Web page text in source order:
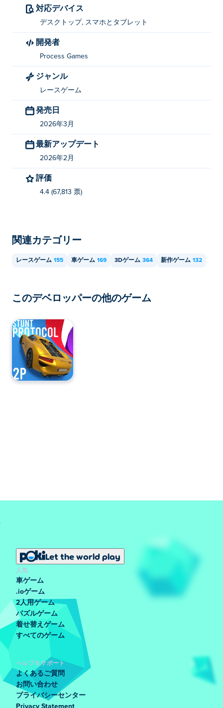
回転: A/Dまたは左右の矢印キー
ハンドブレーキ：スペースバー
チューニングカーレースを作ったのは誰です
「Tuning Car Racing」はProcess Gamesが開発しまし
た。これは同社がHTCで初めてリリースするゲームで
Tuning Car Racingを無料でプレイするにはど
Poki では Tuning Car Racing を無料でプレイできます。
Tuning Car Racing はモバイル デバイスとデス
クトップでプレイできますか?
対応デバイス
デスクトップ, スマホとタブレット
開発者
Process Games
ジャンル
レースゲーム
発売日
2026年3月
最新アップデート
2026年2月
評価
4.4 (67,813 票)
関連カテゴリー
レースゲーム 155 車ゲーム 169 3Dゲーム 364 新作ゲーム 132
このデベロッパーの他のゲーム
Let the world play
人気
車ゲーム
.ioゲーム
2人用ゲーム
パズルゲーム
着せ替えゲーム
すべてのゲーム
ヘルプ＆サポート
よくあるご質問
お問い合わせ
プライバシーセンター
Privacy Statement